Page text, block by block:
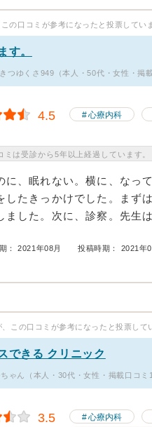
この口コミが参考になったと投票してい
す。
つゆくさ949（本人・50代・女性・掲
4.5 心療内科
ミは受診から5年以上経過しています。
に、眠れない。横に、なっ
したきっかけでした。まず
ました。次に、診察。先生
： 2021年08月 投稿時期： 2021年
、この口コミが参考になったと投票して
できる クリニック
ゃん（本人・30代・女性・掲載口コミ
3.5 心療内科